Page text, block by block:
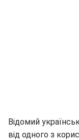
Відомий
від одного з